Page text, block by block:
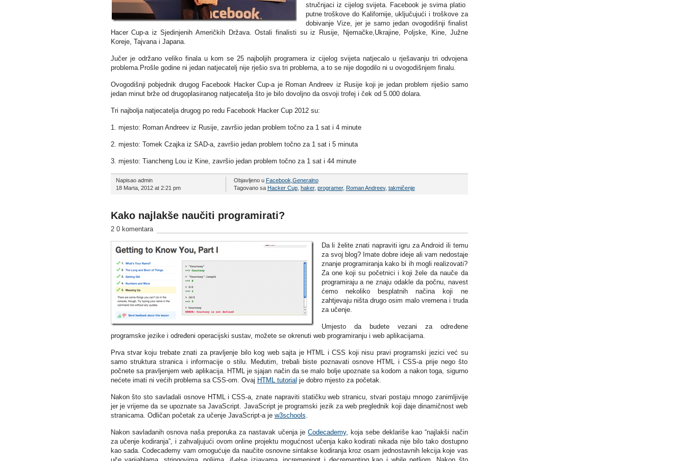
stručnjaci iz cijelog svijeta. Facebook je svima platio ​​
putne troškove do Kalifornije, uključujući i troškove za
dobivanje Vize, jer je samo jedan ovogodišnji finalist
Hacer Cup-a iz Sjedinjenih Američkih Država. Ostali finalisti su iz Rusije, Njemačke,Ukrajine, Poljske, Kine, Južne
Koreje, Tajvana i Japana.
Jučer je održano veliko finala u kom se 25 najboljih programera iz cijelog svijeta natjecalo u rješavanju tri odvojena
problema.Prošle godine ni jedan natjecatelj nije rješio sva tri problema, a to se nije dogodilo ni u ovogodišnjem finalu.
Ovogodišnji pobjednik drugog Facebook Hacker Cup-a je Roman Andreev iz Rusije koji je jedan problem riješio samo
jedan minut brže od drugoplasiranog natjecatelja što je bilo dovoljno da osvoji trofej i ček od 5.000 dolara.
Tri najbolja natjecatelja drugog po redu Facebook Hacker Cup 2012 su:
1. mjesto: Roman Andreev iz Rusije, završio jedan problem točno za 1 sat i 4 minute
2. mjesto: Tomek Czajka iz SAD-a, završio jedan problem točno za 1 sat i 5 minuta
3. mjesto: Tiancheng Lou iz Kine, završio jedan problem točno za 1 sat i 44 minute
Napisao admin
18 Marta, 2012 at 2:21 pm
Objavljeno u Facebook Generalno
Tagovano sa Hacker Cup, haker, programer, Roman Andreev, takmičenje
Kako najlakše naučiti programirati?
2 0 komentara
Da li želite znati napraviti igru za Android ili temu
za svoj ​​blog? Imate dobre ideje ali vam nedostaje
znanje programiranja kako bi ih mogli realizovati?
Za one koji su početnici i koji žele da nauče da
programiraju a ne znaju odakle da počnu, navest
ćemo nekoliko besplatnih načina koji ne
zahtjevaju ništa drugo osim malo vremena i truda
za učenje.
Umjesto da budete vezani za određene
programske jezike i određeni operacijski sustav, možete se okrenuti web programiranju i web aplikacijama.
Prva stvar koju trebate znati za pravljenje bilo kog web sajta je HTML i CSS koji nisu pravi programski jezici već su
samo struktura stranica i informacije o stilu. Međutim, trebali biste poznavati osnove HTML i CSS-a prije nego što
počnete sa pravljenjem web aplikacija. HTML je sjajan način da se malo bolje upoznate sa kodom a nakon toga, sigurno
nećete imati ni većih problema sa CSS-om. Ovaj HTML tutorial je dobro mjesto za početak.
Nakon što sto savladali osnove HTML i CSS-a, znate napraviti statičku web stranicu, stvari postaju mnogo zanimljivije
jer je vrijeme da se upoznate sa JavaScript. JavaScript je programski jezik za web preglednik koji daje dinamičnost web
stranicama. Odličan početak za učenje JavaScript-a je w3schools.
Nakon savladanih osnova naša preporuka za nastavak učenja jeCodecademy, koja sebe deklariše kao “najlakši način
za učenje kodiranja”, i zahvaljujući ovom online projektu mogućnost učenja kako kodirati nikada nije bilo tako dostupno
kao sada. Codecademy vam omogućuje da naučite osnovne sintakse kodiranja kroz osam jednostavnih lekcija koje vas